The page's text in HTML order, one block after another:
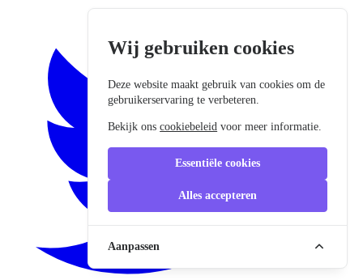
Wij gebruiken cookies
Deze website maakt gebruik van cookies om de
gebruikerservaring te verbeteren.
Bekijk onscookiebeleid voor meer informatie.
Essentiële cookies
Alles accepteren
Aanpassen